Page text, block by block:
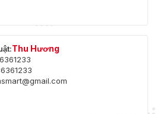
Thu Hương